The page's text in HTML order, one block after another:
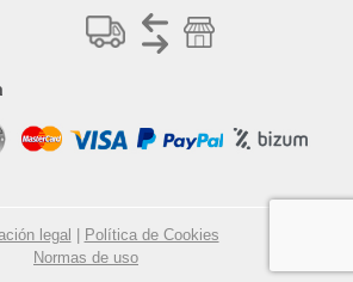
legal | Política de Cookies
Normas de uso